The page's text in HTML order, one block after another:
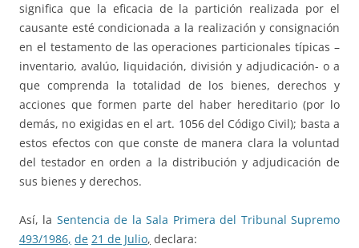
significa que la eficacia de la partición realizada por el
causante esté condicionada a la realización y consignación
en el testamento de las operaciones particionales típicas –
inventario, avalúo, liquidación, división y adjudicación- o a
que comprenda la totalidad de los bienes, derechos y
acciones que formen parte del haber hereditario (por lo
demás, no exigidas en el art. 1056 del Código Civil); basta a
estos efectos con que conste de manera clara la voluntad
del testador en orden a la distribución y adjudicación de
sus bienes y derechos.
Así, la Sentencia de la Sala Primera del Tribunal Supremo
493/1986, de 21 de Julio, declara: